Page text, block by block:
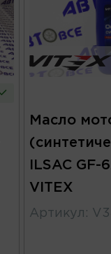
Масло
ILSAC
VITEX
Артикул :